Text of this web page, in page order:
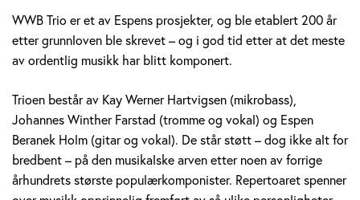
WWB Trio er et av Espens prosjekter, og ble etablert 200 år
etter grunnloven ble skrevet – og i god tid etter at det meste
av ordentlig musikk har blitt komponert.
Trioen består av Kay Werner Hartvigsen (mikrobass),
Johannes Winther Farstad (tromme og vokal) og Espen
Beranek Holm (gitar og vokal). De står støtt – dog ikke alt for
bredbent – på den musikalske arven etter noen av forrige
århundrets største populærkomponister. Repertoaret spenner